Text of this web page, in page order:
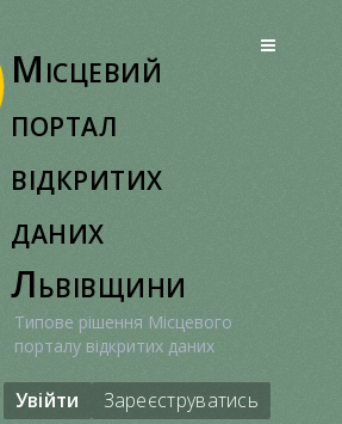
Місцевий
портал
відкритих
даних
Львівщини
Типове рішення Місцевого
порталу відкритих даних
Увійти Зареєструватись